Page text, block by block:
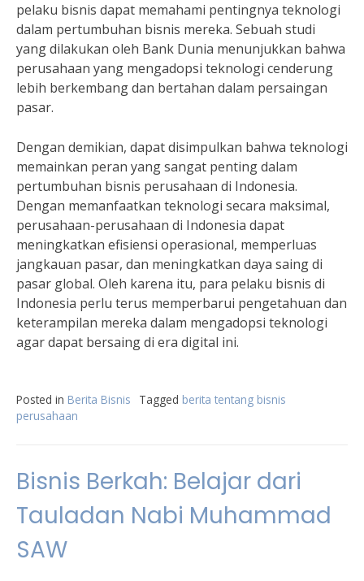
pelaku bisnis dapat memahami pentingnya teknologi
dalam pertumbuhan bisnis mereka. Sebuah studi
yang dilakukan oleh Bank Dunia menunjukkan bahwa
perusahaan yang mengadopsi teknologi cenderung
lebih berkembang dan bertahan dalam persaingan
pasar.
Dengan demikian, dapat disimpulkan bahwa teknologi
memainkan peran yang sangat penting dalam
pertumbuhan bisnis perusahaan di Indonesia.
Dengan memanfaatkan teknologi secara maksimal,
perusahaan-perusahaan di Indonesia dapat
meningkatkan efisiensi operasional, memperluas
jangkauan pasar, dan meningkatkan daya saing di
pasar global. Oleh karena itu, para pelaku bisnis di
Indonesia perlu terus memperbarui pengetahuan dan
keterampilan mereka dalam mengadopsi teknologi
agar dapat bersaing di era digital ini.
Posted in Berita Bisnis Tagged berita tentang bisnis
perusahaan
Bisnis Berkah: Belajar dari
Tauladan Nabi Muhammad
SAW